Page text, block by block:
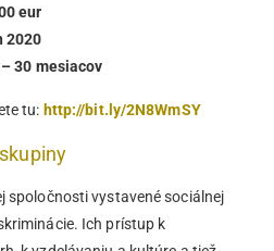
eur
2020
30 mesiacov
tu: http://bit.ly/2N8WmSY
spoločnosti vystavené sociálnej
Ich prístup k